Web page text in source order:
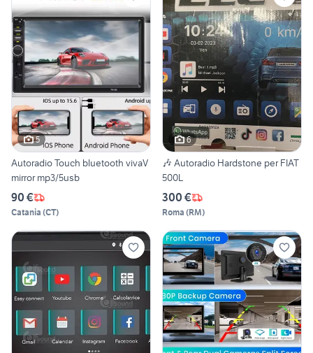
5
Autoradio Touch bluetooth vivaV
mirror mp3/5usb
90 €
Catania (CT)
6
🎶 Autoradio Hardstone per FIAT
500L
300 €
Roma (RM)